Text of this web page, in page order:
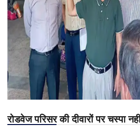
रोडवेज परिसर की दीवारों पर चस्पा